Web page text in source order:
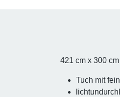
421 cm x 300 cm
Tuch mit